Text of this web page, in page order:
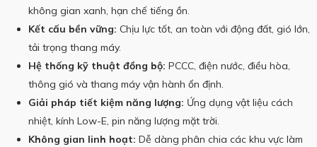
không gian xanh, hạn chế tiếng ồn.
Kết cấu bền vững: Chịu lực tốt, an toàn với động đất, gió lớn,
tải trọng thang máy.
Hệ thống kỹ thuật đồng bộ: PCCC, điện nước, điều hòa,
thông gió và thang máy vận hành ổn định.
Giải pháp tiết kiệm năng lượng: Ứng dụng vật liệu cách
nhiệt, kính Low-E, pin năng lượng mặt trời.
Không gian linh hoạt: Dễ dàng phân chia các khu vực làm